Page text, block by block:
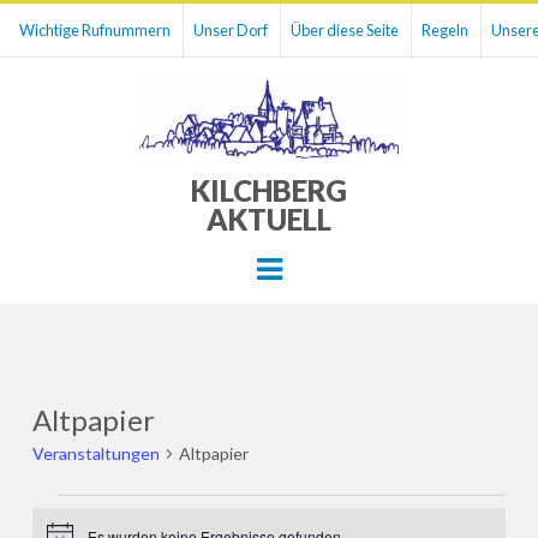
Wichtige Rufnummern Unser Dorf Über diese Seite Regeln
KILCHBERG
AKTUELL
Menu
Altpapier
Veranstaltungen Altpapier
Veranstaltungen